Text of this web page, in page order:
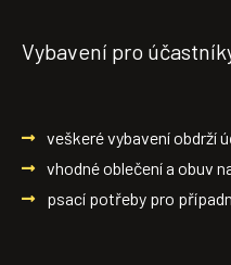
Vybavení pro
veškeré vybavení obdrží
vhodné oblečení a obuv
psací potřeby pro